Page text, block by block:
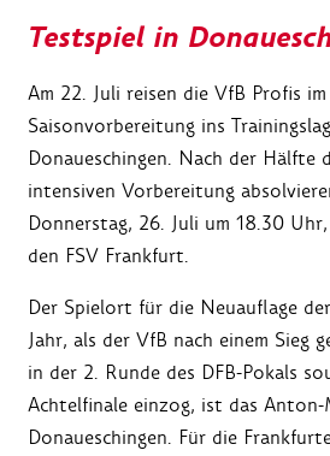
Testspiel in
Am 22. Juli reisen die VfB Profis
Saisonvorbereitung ins
Donaueschingen. Nach der Hälfte
intensiven Vorbereitung
Donnerstag, 26. Juli um 18.30
den FSV Frankfurt.
Der Spielort für die Neuauflage
Jahr, als der VfB nach einem Sieg
in der 2. Runde des DFB-Pokals
Achtelfinale einzog, ist das
Donaueschingen. Für die